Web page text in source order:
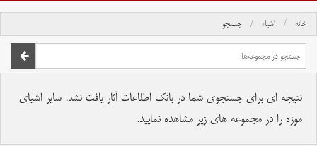
خانه اشیاء جستجو
نتیجه ای برای جستجوی شما در بانک اطلاعات آثار یافت نشد. سایر اشیای
موزه را در مجموعه های زیر مشاهده نمایید.
تمام حقوق برای موسسه کتابخانه و موزه ملی ملک محفوظ است.